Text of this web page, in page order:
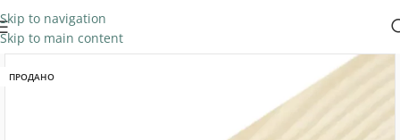
Skip to navigation
Skip to main content
ПРОДАНО